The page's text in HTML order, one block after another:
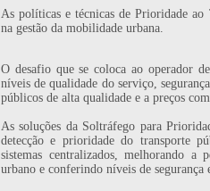
As políticas e técnicas de Prioridade
na gestão da mobilidade urbana.
O desafio que se coloca ao operador
níveis de qualidade do serviço,
públicos de alta qualidade e a preços
As soluções da Soltráfego para
detecção e prioridade do transporte
sistemas centralizados, melhorando a
urbano e conferindo níveis de segurança